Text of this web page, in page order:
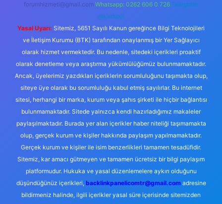
forumhizmeti@gmail.com Whatsapp: 0262 606 0 726 Telegram:
@karabul
Yasal Uyarı: Sitemiz, 5651 Sayılı Kanun gereğince Bilgi Teknolojileri
ve İletişim Kurumu (BTK) tarafından onaylanmış bir Yer Sağlayıcı
olarak hizmet vermektedir. Bu nedenle, sitedeki içerikleri proaktif
olarak denetleme veya araştırma yükümlülüğümüz bulunmamaktadır.
Ancak, üyelerimiz yazdıkları içeriklerin sorumluluğunu taşımakta olup,
siteye üye olarak bu sorumluluğu kabul etmiş sayılırlar. Bu internet
sitesi, herhangi bir marka, kurum veya şahıs şirketi ile hiçbir bağlantısı
bulunmamaktadır. Sitede yalnızca kendi hazırladığımız makaleler
paylaşılmaktadır. Burada yer alan içerikler haber niteliği taşımamakta
olup, gerçek kurum ve kişiler hakkında paylaşım yapılmamaktadır.
Gerçek kurum ve kişiler ile isim benzerlikleri tamamen tesadüfidir.
Sitemiz, kar amacı gütmeyen ve tamamen ücretsiz bir bilgi paylaşım
platformudur. Hukuka ve yasal düzenlemelere aykırı olduğunu
düşündüğünüz içerikleri, backlinkpanelicomtr@gmail.comadresine
bildirmeniz halinde, ilgili içerikler yasal süre içerisinde sitemizden